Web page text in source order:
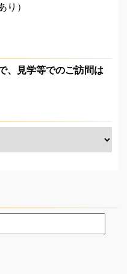
）
、見学等でのご訪問は